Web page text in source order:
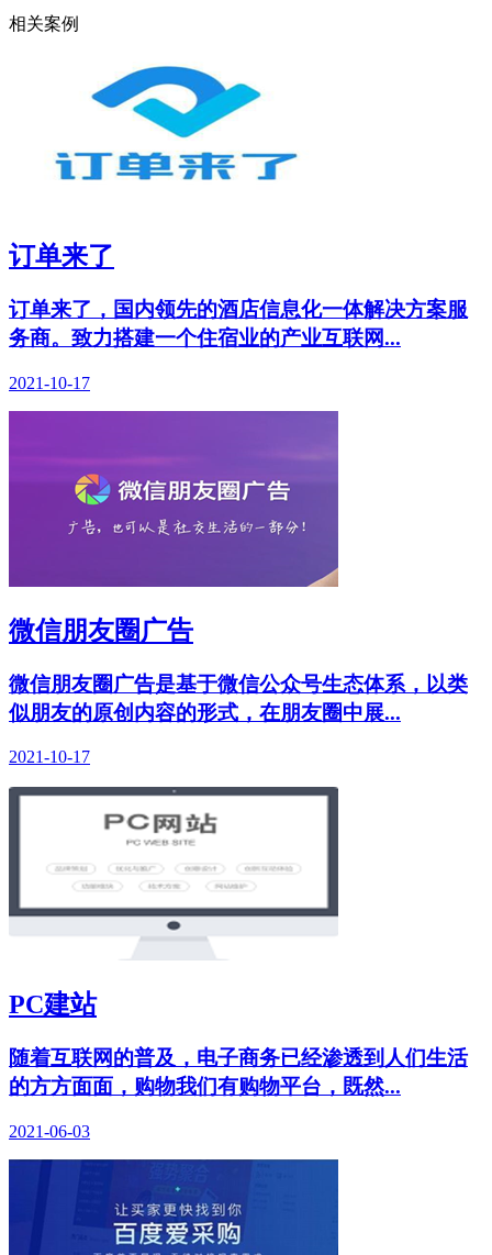
相关案例
订单来了
订单来了，国内领先的酒店信息化一体解决方案服
务商。致力搭建一个住宿业的产业互联网...
2021-10-17
微信朋友圈广告
微信朋友圈广告是基于微信公众号生态体系，以类
似朋友的原创内容的形式，在朋友圈中展...
2021-10-17
PC建站
随着互联网的普及，电子商务已经渗透到人们生活
的方方面面，购物我们有购物平台，既然...
2021-06-03